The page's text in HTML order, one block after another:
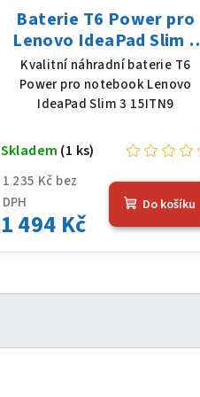
Baterie T6 Power pro
Lenovo IdeaPad Slim 3
15ITN9, Li-Poly, 11,31 V,
4156 mAh (47 Wh), černá
Kvalitní náhradní baterie T6
Power pro notebook Lenovo
IdeaPad Slim 3 15ITN9
1 235 Kč bez
DPH
1 494 Kč
Skladem (1 ks)
Do košíku